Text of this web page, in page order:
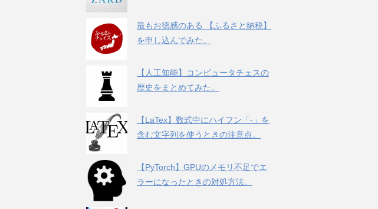
最もお徳感のある 【ふるさと納税】
を申し込んでみた。
【人工知能】コンピュータチェスの
歴史をまとめてみた。
【LaTex】数式中にハイフン「-」を
含む文字列を使うときの注意点。
【PyTorch】GPUのメモリ不足でエ
ラーになったときの対処方法。